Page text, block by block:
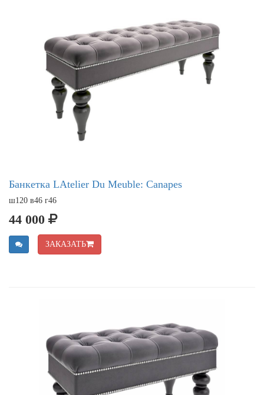
Банкетка LAtelier Du Meuble: Canapes
ш120 в46 г46
44 000
ЗАКАЗАТЬ